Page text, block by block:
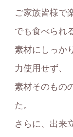
ご家族皆様で
でも食べられ
素材にしっか
⼒使⽤せず、
素材そのもの
た。
さらに、出来